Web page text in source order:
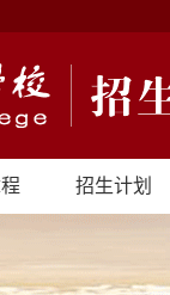
招生计划